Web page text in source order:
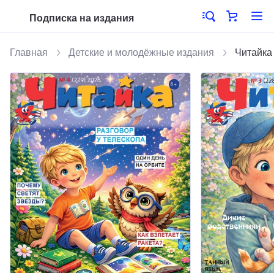
Подписка на издания
Главная Детские и молодёжные издания